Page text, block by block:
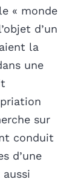
« monde
d’un
la
une
sur
conduit
d’une